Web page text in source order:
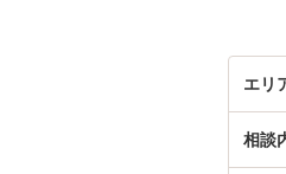
エリ
相談